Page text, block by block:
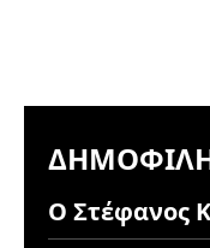
Ο Στέφανος